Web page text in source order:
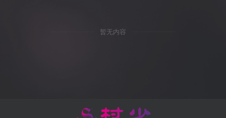
暂无内容